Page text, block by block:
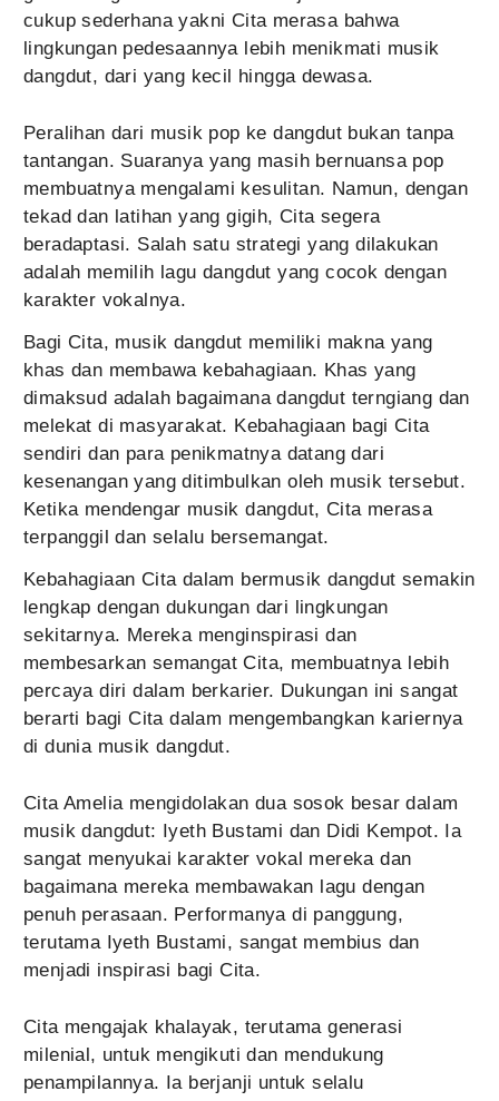
cukup sederhana yakni Cita merasa bahwa
lingkungan pedesaannya lebih menikmati musik
dangdut, dari yang kecil hingga dewasa.
Peralihan dari musik pop ke dangdut bukan tanpa
tantangan. Suaranya yang masih bernuansa pop
membuatnya mengalami kesulitan. Namun, dengan
tekad dan latihan yang gigih, Cita segera
beradaptasi. Salah satu strategi yang dilakukan
adalah memilih lagu dangdut yang cocok dengan
karakter vokalnya.
Bagi Cita, musik dangdut memiliki makna yang
khas dan membawa kebahagiaan. Khas yang
dimaksud adalah bagaimana dangdut terngiang dan
melekat di masyarakat. Kebahagiaan bagi Cita
sendiri dan para penikmatnya datang dari
kesenangan yang ditimbulkan oleh musik tersebut.
Ketika mendengar musik dangdut, Cita merasa
terpanggil dan selalu bersemangat.
Kebahagiaan Cita dalam bermusik dangdut semakin
lengkap dengan dukungan dari lingkungan
sekitarnya. Mereka menginspirasi dan
membesarkan semangat Cita, membuatnya lebih
percaya diri dalam berkarier. Dukungan ini sangat
berarti bagi Cita dalam mengembangkan kariernya
di dunia musik dangdut.
Cita Amelia mengidolakan dua sosok besar dalam
musik dangdut: Iyeth Bustami dan Didi Kempot. Ia
sangat menyukai karakter vokal mereka dan
bagaimana mereka membawakan lagu dengan
penuh perasaan. Performanya di panggung,
terutama Iyeth Bustami, sangat membius dan
menjadi inspirasi bagi Cita.
Cita mengajak khalayak, terutama generasi
milenial, untuk mengikuti dan mendukung
penampilannya. Ia berjanji untuk selalu